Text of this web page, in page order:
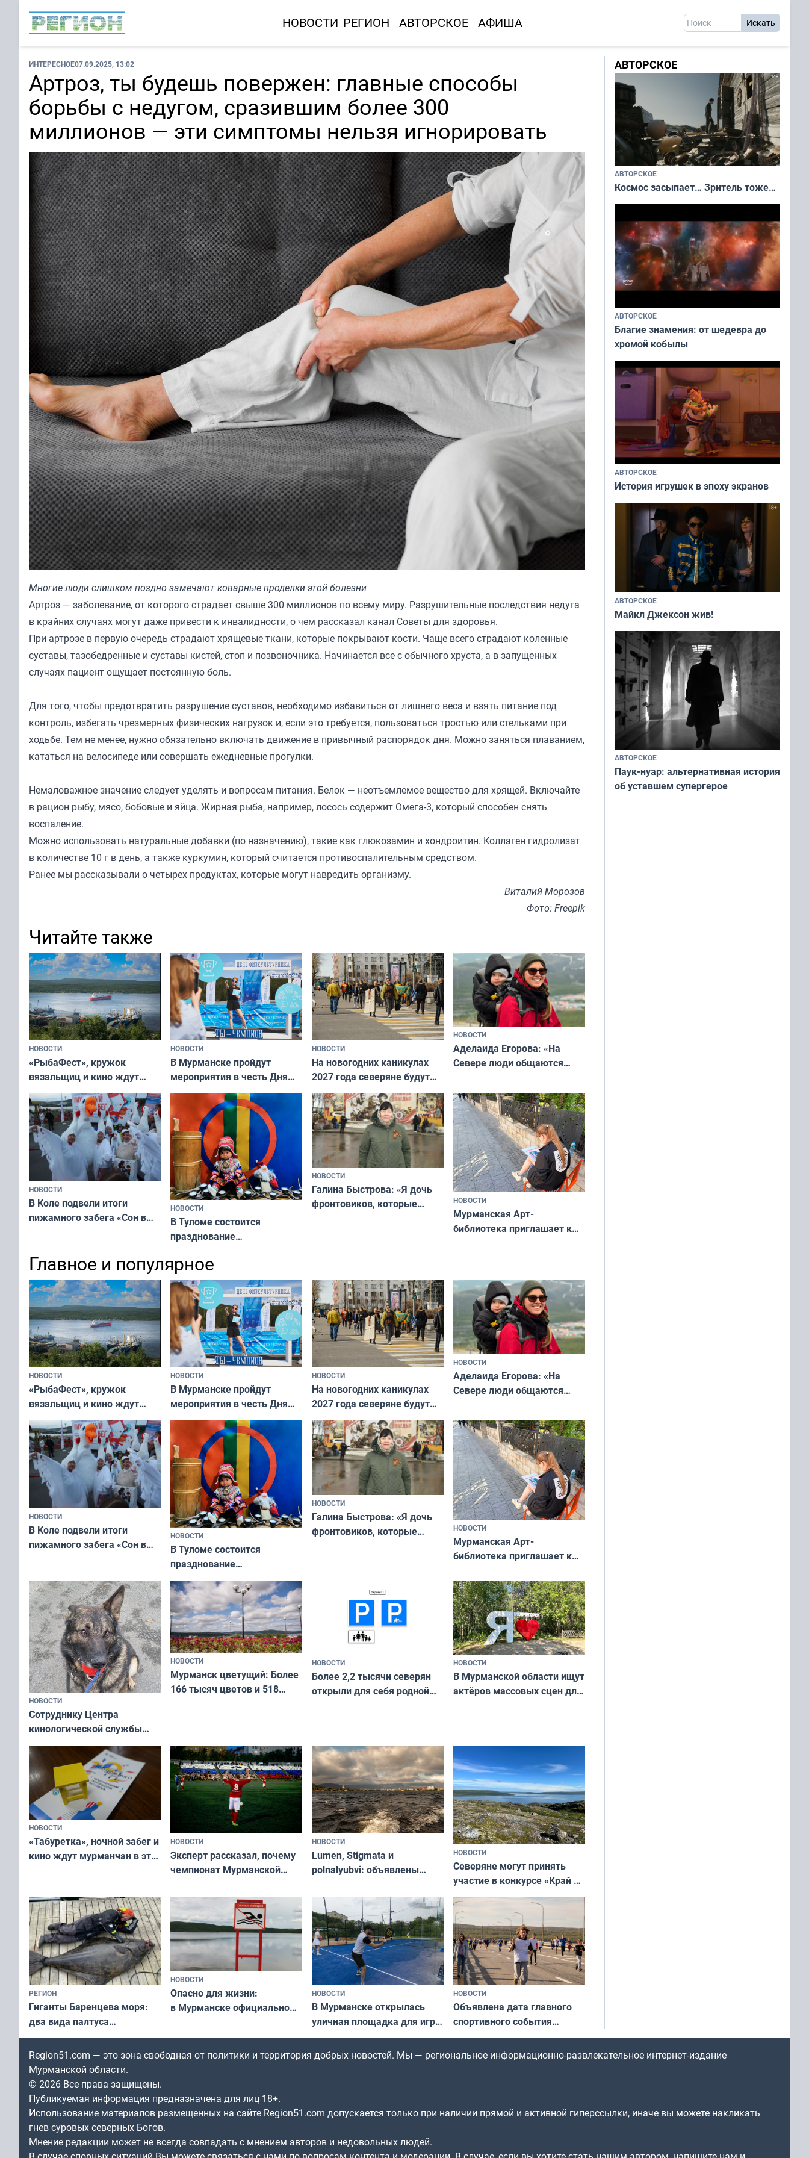
НОВОСТИ РЕГИОН АВТОРСКОЕ АФИША
ИНТЕРЕСНОЕ07.09.2025, 13:02
Артроз, ты будешь повержен: главные способы
борьбы с недугом, сразившим более 300
миллионов — эти симптомы нельзя игнорировать
Многие люди слишком поздно замечают коварные проделки этой болезни
Артроз — заболевание, от которого страдает свыше 300 миллионов по всему миру. Разрушительные последствия недуга
в крайних случаях могут даже привести к инвалидности, о чем рассказал канал Советы для здоровья.
При артрозе в первую очередь страдают хрящевые ткани, которые покрывают кости. Чаще всего страдают коленные
суставы, тазобедренные и суставы кистей, стоп и позвоночника. Начинается все с обычного хруста, а в запущенных
случаях пациент ощущает постоянную боль.
Для того, чтобы предотвратить разрушение суставов, необходимо избавиться от лишнего веса и взять питание под
контроль, избегать чрезмерных физических нагрузок и, если это требуется, пользоваться тростью или стельками при
ходьбе. Тем не менее, нужно обязательно включать движение в привычный распорядок дня. Можно заняться плаванием,
кататься на велосипеде или совершать ежедневные прогулки.
Немаловажное значение следует уделять и вопросам питания. Белок — неотъемлемое вещество для хрящей. Включайте
в рацион рыбу, мясо, бобовые и яйца. Жирная рыба, например, лосось содержит Омега-3, который способен снять
воспаление.
Можно использовать натуральные добавки (по назначению), такие как глюкозамин и хондроитин. Коллаген гидролизат
в количестве 10 г в день, а также куркумин, который считается противоспалительным средством.
Ранее мы рассказывали о четырех продуктах, которые могут навредить организму.
Виталий Морозов
Фото: Freepik
Читайте также
НОВОСТИ
«РыбаФест», кружок
вязальщиц и кино ждут
мурманчан в эти выходные
НОВОСТИ
В Мурманске пройдут
мероприятия в честь Дня
физкультурника
НОВОСТИ
На новогодних каникулах
2027 года северяне будут
отдыхать 11 дней
НОВОСТИ
Аделаида Егорова: «На
Севере люди общаются
а потому что
ты им интересен»
НОВОСТИ
В Коле подвели итоги
пижамного забега «Сон в
НОВОСТИ
В Туломе состоится
празднование
коренных народов мира
НОВОСТИ
Галина Быстрова: «Я дочь
фронтовиков, которые
НОВОСТИ
Мурманская Арт-
библиотека приглашает к
Главное и популярное
НОВОСТИ
«РыбаФест», кружок
вязальщиц и кино ждут
мурманчан в эти выходные
НОВОСТИ
В Мурманске пройдут
мероприятия в честь Дня
физкультурника
НОВОСТИ
На новогодних каникулах
2027 года северяне будут
отдыхать 11 дней
НОВОСТИ
Аделаида Егорова: «На
Севере люди общаются
а потому что
ты им интересен»
НОВОСТИ
В Коле подвели итоги
пижамного забега «Сон в
НОВОСТИ
В Туломе состоится
празднование
Международного дня
коренных народов мира
НОВОСТИ
Галина Быстрова: «Я дочь
фронтовиков, которые
НОВОСТИ
Мурманская Арт-
библиотека приглашает к
и фотографов
НОВОСТИ
Сотруднику Центра
кинологической службы
ищут новый дом
НОВОСТИ
Мурманск цветущий: Более
166 тысяч цветов и 518
НОВОСТИ
Более 2,2 тысячи северян
открыли для себя родной
НОВОСТИ
В Мурманской области ищут
актёров массовых сцен для
НОВОСТИ
«Табуретка», ночной забег и
кино ждут мурманчан в эти
НОВОСТИ
Эксперт рассказал, почему
чемпионат Мурманской
незамеченным
НОВОСТИ
Lumen, Stigmata и
polnalyubvi: объявлены
«Имандра» в 2026 года
НОВОСТИ
Северяне могут принять
участие в конкурсе «Край у
северной границы: фотогид
по Печенгскому округу»
РЕГИОН
Гиганты Баренцева моря:
два вида палтуса
и их рекордные трофеи
НОВОСТИ
Опасно для жизни:
в Мурманске официально
в городских водоёмах
НОВОСТИ
В Мурманске открылась
уличная площадка для игры
в падел
НОВОСТИ
Объявлена дата главного
спортивного события
Заполярья: как зарождался
фестиваль «Гольфстрим»
АВТОРСКОЕ
АВТОРСКОЕ
Космос засыпает… Зритель тоже…
АВТОРСКОЕ
Благие знамения: от шедевра до
хромой кобылы
АВТОРСКОЕ
История игрушек в эпоху экранов
АВТОРСКОЕ
Майкл Джексон жив!
АВТОРСКОЕ
Паук-нуар: альтернативная история
об уставшем супергерое
Region51.com — это зона свободная от политики и территория добрых новостей. Мы — региональное информационно-развлекательное интернет-издание
Мурманской области.
© 2026 Все права защищены.
Публикуемая информация предназначена для лиц 18+.
Использование материалов размещенных на сайте Region51.com допускается только при наличии прямой и активной гиперссылки, иначе вы можете накликать
гнев суровых северных Богов.
Мнение редакции может не всегда совпадать с мнением авторов и недовольных людей.